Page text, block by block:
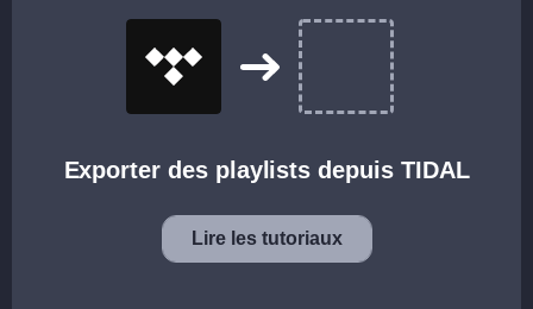
Exporter des playlists depuis TIDAL
Lire les tutoriaux